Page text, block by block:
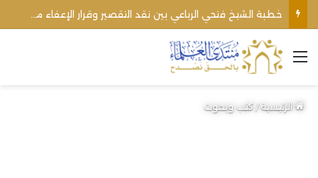
القائمة
الرئيسية/كتب وبحوث